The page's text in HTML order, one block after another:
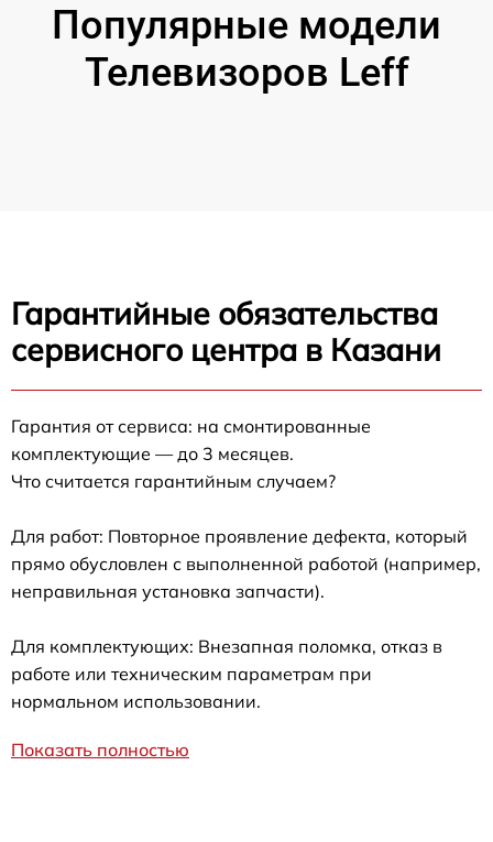
Популярные модели
Телевизоров Leff
Гарантийные обязательства
сервисного центра в Казани
Гарантия от сервиса: на смонтированные
комплектующие — до 3 месяцев.
Что считается гарантийным случаем?
Для работ: Повторное проявление дефекта, который
прямо обусловлен с выполненной работой (например,
неправильная установка запчасти).
Для комплектующих: Внезапная поломка, отказ в
работе или техническим параметрам при
нормальном использовании.
Показать полностью